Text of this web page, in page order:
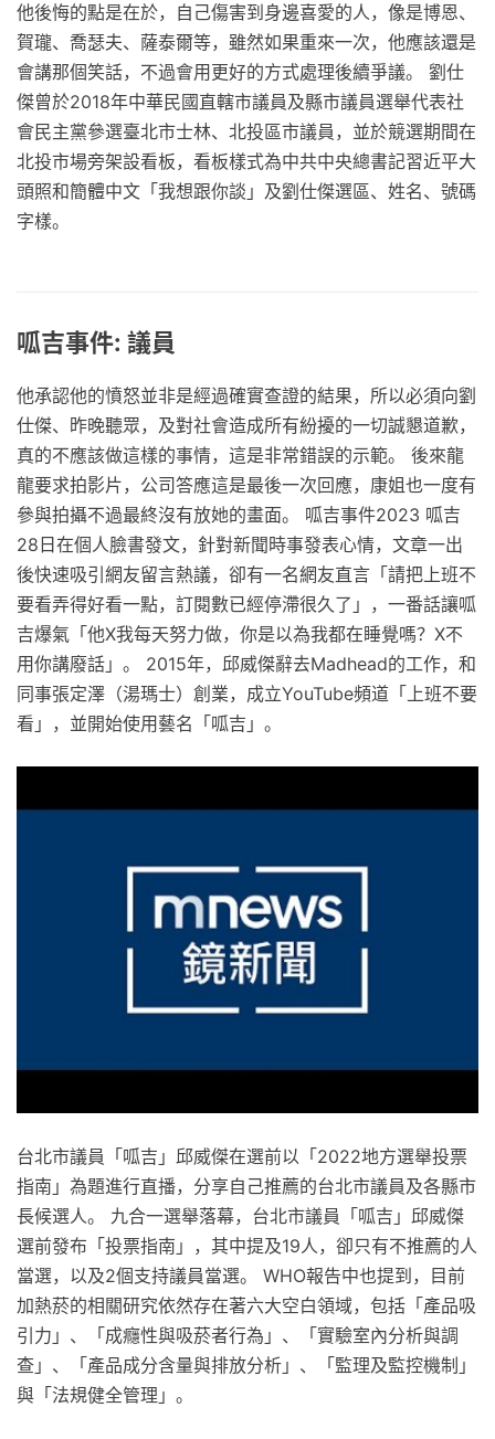
他後悔的點是在於，自己傷害到身邊喜愛的人，像是博恩、
賀瓏、喬瑟夫、薩泰爾等，雖然如果重來一次，他應該還是
會講那個笑話，不過會用更好的方式處理後續爭議。 劉仕
傑曾於2018年中華民國直轄市議員及縣市議員選舉代表社
會民主黨參選臺北市士林、北投區市議員，並於競選期間在
北投市場旁架設看板，看板樣式為中共中央總書記習近平大
頭照和簡體中文「我想跟你談」及劉仕傑選區、姓名、號碼
字樣。
呱吉事件: 議員
他承認他的憤怒並非是經過確實查證的結果，所以必須向劉
仕傑、昨晚聽眾，及對社會造成所有紛擾的一切誠懇道歉，
真的不應該做這樣的事情，這是非常錯誤的示範。 後來龍
龍要求拍影片，公司答應這是最後一次回應，康姐也一度有
參與拍攝不過最終沒有放她的畫面。 呱吉事件2023 呱吉
28日在個人臉書發文，針對新聞時事發表心情，文章一出
後快速吸引網友留言熱議，卻有一名網友直言「請把上班不
要看弄得好看一點，訂閱數已經停滯很久了」，一番話讓呱
吉爆氣「他X我每天努力做，你是以為我都在睡覺嗎？X不
用你講廢話」。 2015年，邱威傑辭去Madhead的工作，和
同事張定澤（湯瑪士）創業，成立YouTube頻道「上班不要
看」，並開始使用藝名「呱吉」。
台北市議員「呱吉」邱威傑在選前以「2022地方選舉投票
指南」為題進行直播，分享自己推薦的台北市議員及各縣市
長候選人。 九合一選舉落幕，台北市議員「呱吉」邱威傑
選前發布「投票指南」，其中提及19人，卻只有不推薦的人
當選，以及2個支持議員當選。 WHO報告中也提到，目前
加熱菸的相關研究依然存在著六大空白領域，包括「產品吸
引力」、「成癮性與吸菸者行為」、「實驗室內分析與調
查」、「產品成分含量與排放分析」、「監理及監控機制」
與「法規健全管理」。